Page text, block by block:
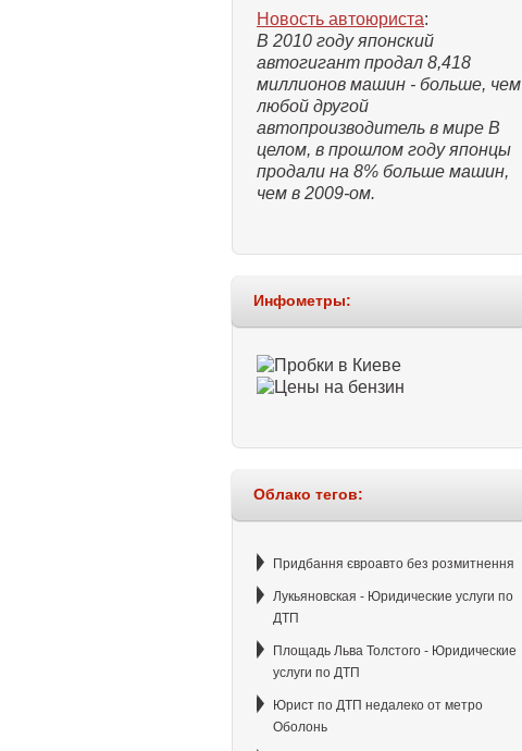
Новость автоюриста:
В 2010 году японский
автогигант продал 8,418
миллионов машин - больше, чем
любой другой
автопроизводитель в мире В
целом, в прошлом году японцы
продали на 8% больше машин,
чем в 2009-ом.
Инфометры:
Облако тегов:
Придбання євроавто без розмитнення
Лукьяновская - Юридические услуги по
ДТП
Площадь Льва Толстого - Юридические
услуги по ДТП
Юрист по ДТП недалеко от метро
Оболонь